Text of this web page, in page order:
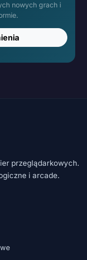
nowych grach i
przeglądarkowych.
i arcade.